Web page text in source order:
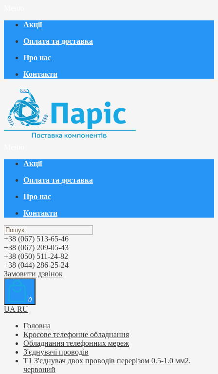
Акції
Оплата та доставка
Про нас
Контакти
Акції
Оплата та доставка
Про нас
Контакти
+38 (067) 513-65-46
+38 (067) 209-05-43
+38 (050) 511-24-82
+38 (044) 286-25-24
Замовити дзвінок
0
UA RU
Головна
Кросове телефонне обладнання
Обладнання телефонних мереж
З'єднувачі проводів
T1 З'єднувач двох проводів перерізом 0.5-1.0 мм2,
червоний